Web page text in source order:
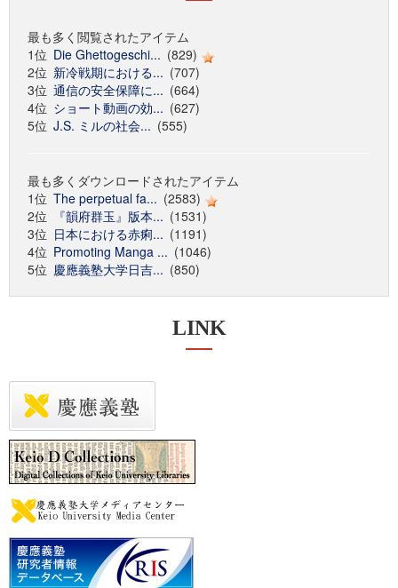
最も多く閲覧されたアイテム
1位 Die Ghettogeschi... (829)
2位 新冷戦期における... (707)
3位 通信の安全保障に... (664)
4位 ショート動画の効... (627)
5位 J.S. ミルの社会... (555)
最も多くダウンロードされたアイテム
1位 The perpetual fa... (2583)
2位
『韻府群玉』版本... (1531)
3位 日本における赤痢... (1191)
4位 Promoting Manga ... (1046)
5位 慶應義塾大学日吉... (850)
LINK